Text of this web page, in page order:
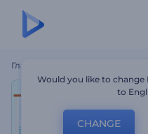
Главная
Would you like to change
to
CHANGE